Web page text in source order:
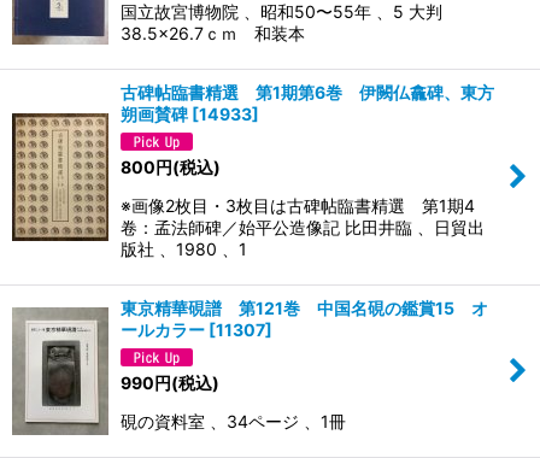
国立故宮博物院 、昭和50〜55年 、5 大判
38.5×26.7ｃｍ 和装本
古碑帖臨書精選 第1期第6巻 伊闕仏龕碑、東方
朔画賛碑 [14933]
800円(税込)
※画像2枚目・3枚目は古碑帖臨書精選 第1期4
卷：孟法師碑／始平公造像記 比田井臨 、日貿出
版社 、1980 、1
東京精華硯譜 第121巻 中国名硯の鑑賞15 オ
ールカラー [11307]
990円(税込)
硯の資料室 、34ページ 、1冊